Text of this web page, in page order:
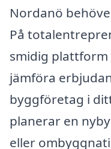
Nordanö
På
smidig
jämföra
byggföretag i
planerar en
eller